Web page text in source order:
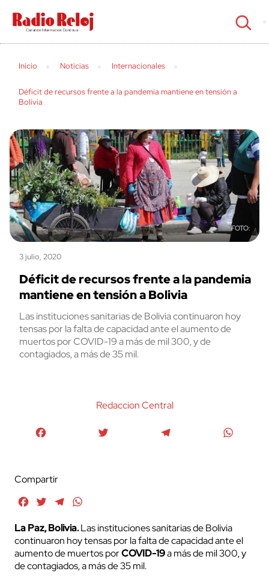
cerrar
Inicio Noticias Internacionales
Déficit de recursos frente a la pandemia mantiene en tensión a
Bolivia
3 julio, 2020
Déficit de recursos frente a la pandemia
mantiene en tensión a Bolivia
Las instituciones sanitarias de Bolivia continuaron hoy
tensas por la falta de capacidad ante el aumento de
muertos por COVID-19 a más de mil 300, y de
contagiados, a más de 35 mil.
Redaccion Central
Compartir
FacebookTwitterTelegram
La Paz, Bolivia.Las instituciones sanitarias de Bolivia
continuaron hoy tensas por la falta de capacidad ante el
aumento de muertos porCOVID-19a más de mil 300, y
de contagiados, a más de 35 mil.